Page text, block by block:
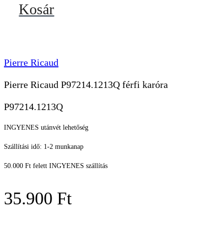
Kosár
Pierre Ricaud
Pierre Ricaud P97214.1213Q férfi karóra
P97214.1213Q
INGYENES utánvét lehetőség
Szállítási idő: 1-2 munkanap
50.000 Ft felett INGYENES szállítás
35.900 Ft